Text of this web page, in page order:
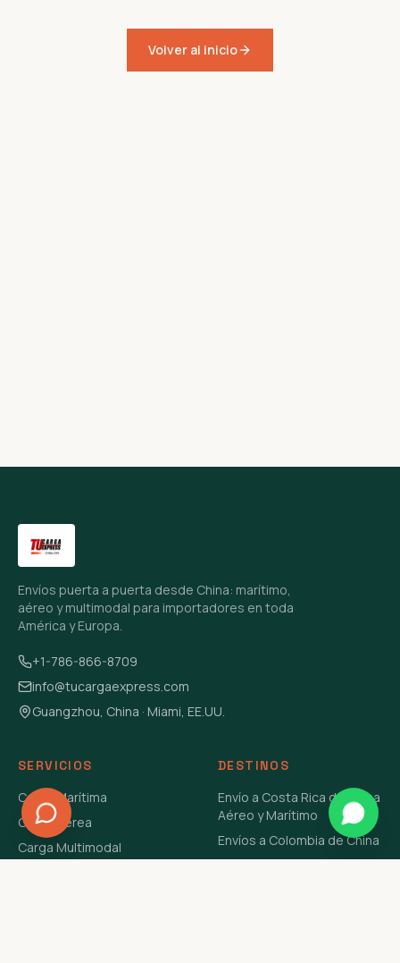
Volver al inicio
Envíos puerta a puerta desde China: marítimo,
aéreo y multimodal para importadores en toda
América y Europa.
+1-786-866-8709
info@tucargaexpress.com
Guangzhou, China · Miami, EE.UU.
SERVICIOS
Carga Marítima
Carga Aérea
Carga Multimodal
DESTINOS
Envío a Costa Rica de China
Aéreo y Marítimo
Envíos a Colombia de China